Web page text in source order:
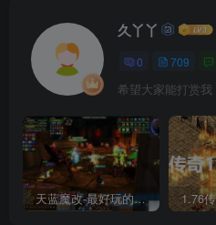
久丫丫
0 709
希望大家能打赏我
天蓝魔改-最好玩的魔兽世界巫妖王V335精品单机端【最智能的机器人】